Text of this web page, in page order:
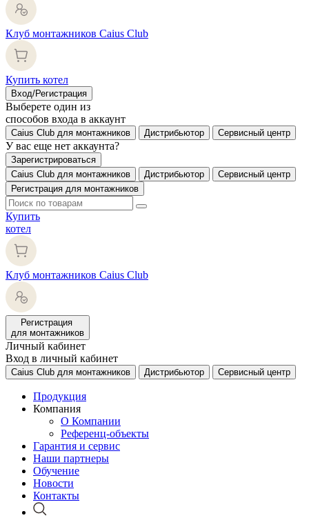
Клуб монтажников Caius Club
Купить котел
Вход/Регистрация
Выберете один из
способов входа в аккаунт
Caius Club для монтажников Дистрибьютор Сервисный центр
У вас еще нет аккаунта?
Зарегистрироваться
Caius Club для монтажников
Дистрибьютор
Сервисный центр
Регистрация для монтажников
Купить
котел
Клуб монтажников Caius Club
Регистрация
для монтажников
Личный кабинет
Вход в личный кабинет
Caius Club для монтажников Дистрибьютор Сервисный центр
Продукция
Компания
О Компании
Референц-объекты
Гарантия и сервис
Наши партнеры
Обучение
Новости
Контакты